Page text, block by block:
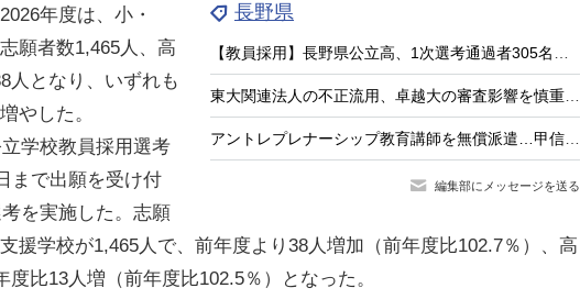
長野県
【教員採用】長野県公立高、1次選考通過者305名…問題・解答例を公開
東大関連法人の不正流用、卓越大の審査影響を慎重判断…文科相7/14会見
アントレプレナーシップ教育講師を無償派遣…甲信・北関東エリア10校募集
編集部にメッセージを送る
年度は、小・
願者数1,465人、高
人となり、いずれも
やした。
学校教員採用選考
まで出願を受け付
を実施した。志願
援学校が1,465人で、前年度より38人増加（前年度比102.7％）、高
度比13人増（前年度比102.5％）となった。